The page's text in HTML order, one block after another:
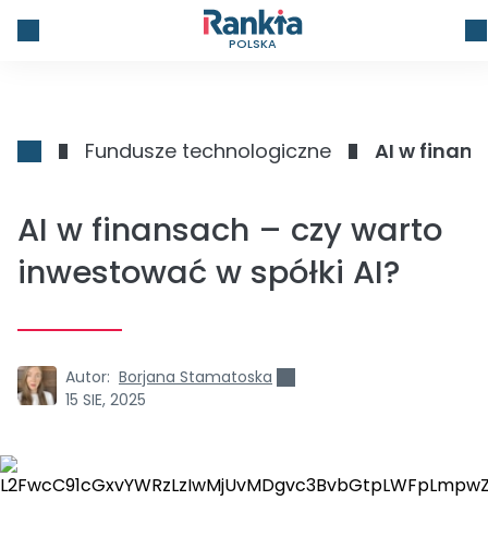
POLSKA
Fundusze technologiczne AI w
AI w finansach – czy warto
inwestować w spółki AI?
Autor: Borjana Stamatoska
15 SIE, 2025